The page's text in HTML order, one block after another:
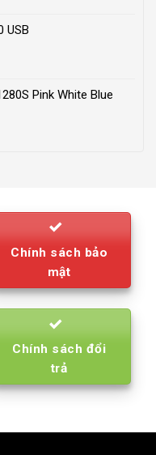
3.500.000₫.
USB
Pink White Blue
Chính sách bảo
mật
Chính sách đổi
trả